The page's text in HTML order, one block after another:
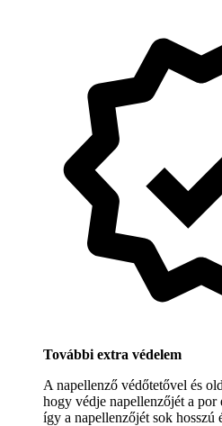
További extra védelem
A napellenző védőtetővel és
hogy védje napellenzőjét a por
így a napellenzőjét sok hosszú